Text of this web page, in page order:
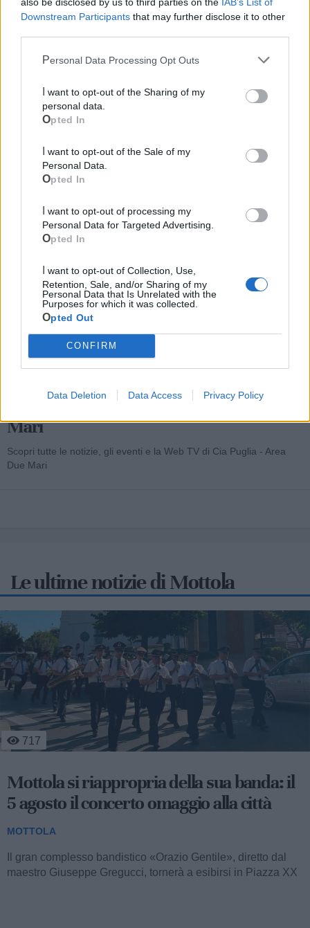
Downstream Participants that may further disclose it to other
Personal Data Processing Opt Outs
personal data.
Opted In
Personal Data.
Opted In
Personal Data for Targeted Advertising.
Opted In
Retention, Sale, and/or Sharing of my
Personal Data that Is Unrelated with the
Purposes for which it was collected.
Opted Out
CONFIRM
Data Deletion Data Access Privacy Policy
Mondo CIA
Cia Agricoltori Italiani | Puglia - Area Due
Mari
Scopri tutte le notizie, gli eventi e la Web TV di Cia Puglia - Area
Due Mari
Le ultime notizie di Mottola
1.387
Massafra, Mottola e Crispiano: controlli
straordinari dei carabinieri, due denunce
e vari sequestri
MOTTOLA
Nel corso dell’ultimo fine settimana, i comuni di Massafra,